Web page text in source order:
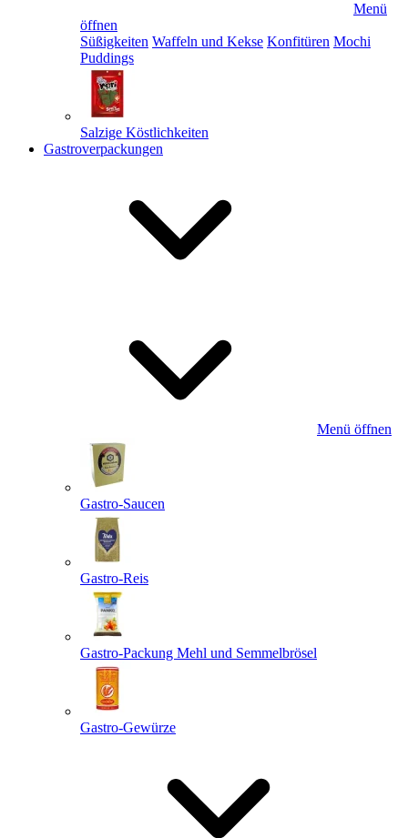
Menü
öffnen
Süßigkeiten Waffeln und Kekse Konfitüren Mochi
Puddings
Salzige Köstlichkeiten
Gastroverpackungen
Menü öffnen
Gastro-Saucen
Gastro-Reis
Gastro-Packung Mehl und Semmelbrösel
Gastro-Gewürze